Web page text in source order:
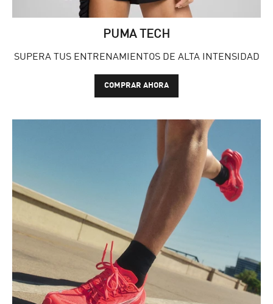
PUMA TECH
SUPERA TUS ENTRENAMIENTOS DE ALTA INTENSIDAD
COMPRAR AHORA